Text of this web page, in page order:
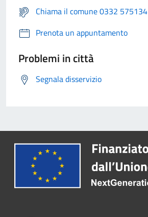
Chiama il comune 0332 575134
Prenota un appuntamento
Problemi in città
Segnala disservizio